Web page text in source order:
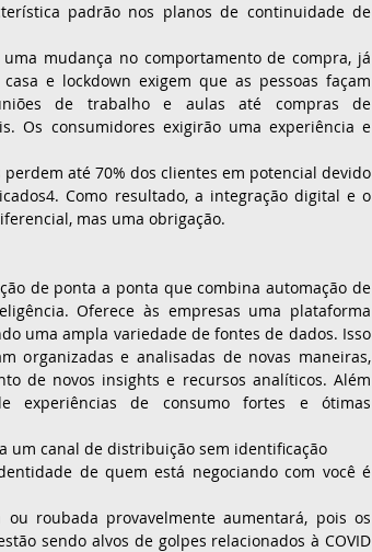
padrão nos planos de continuidade de
mudança no comportamento de compra, já
e lockdown exigem que as pessoas façam
de trabalho e aulas até compras de
Os consumidores exigirão uma experiência e
até 70% dos clientes em potencial devido
Como resultado, a integração digital e o
mas uma obrigação.
de ponta a ponta que combina automação de
Oferece às empresas uma plataforma
uma ampla variedade de fontes de dados. Isso
organizadas e analisadas de novas maneiras,
de novos insights e recursos analíticos. Além
experiências de consumo fortes e ótimas
um canal de distribuição sem identificação
de quem está negociando com você é
roubada provavelmente aumentará, pois os
sendo alvos de golpes relacionados à COVID